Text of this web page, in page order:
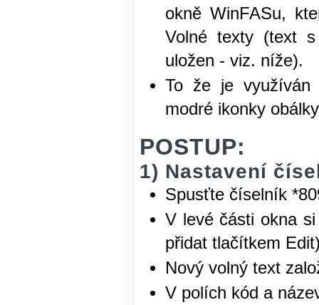
okně WinFASu,
Volné texty (text
uložen - viz. níže).
To že je využíván
modré ikonky
POSTUP:
1) Nastavení
Spusťte číselník
V levé části okna
přidat tlačítkem
Nový volný text
V polích kód a